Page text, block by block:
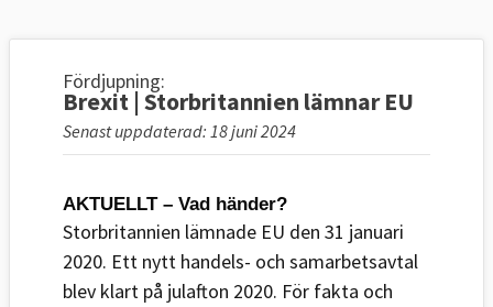
Fördjupning:
Brexit | Storbritannien lämnar EU
Senast uppdaterad: 18 juni 2024
AKTUELLT – Vad händer?
Storbritannien lämnade EU den 31 januari
2020. Ett nytt handels- och samarbetsavtal
blev klart på julafton 2020. För fakta och